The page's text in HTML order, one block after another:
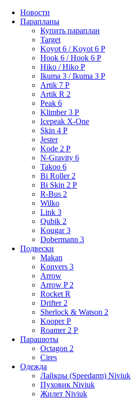
Новости
Парапланы
Купить параплан
Target
Koyot 6 / Koyot 6 P
Hook 6 / Hook 6 P
Hiko / Hiko P
Ikuma 3 / Ikuma 3 P
Artik 7 P
Artik R 2
Peak 6
Klimber 3 P
Icepeak X-One
Skin 4 P
Jester
Kode 2 P
N-Gravity 6
Takoo 6
Bi Roller 2
Bi Skin 2 P
R-Bus 2
Wilko
Link 3
Qubik 2
Kougar 3
Dobermann 3
Подвески
Makan
Konvers 3
Arrow
Arrow P 2
Rocket R
Drifter 2
Sherlock & Watson 2
Kooper P
Roamer 2 P
Парашюты
Octagon 2
Cires
Одежда
Лайкры (Speedarm) Niviuk
Пуховик Niviuk
Жилет Niviuk